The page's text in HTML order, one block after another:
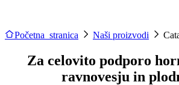
Početna stranica Naši proizvodi
Za celovito podporo
ravnovesju in